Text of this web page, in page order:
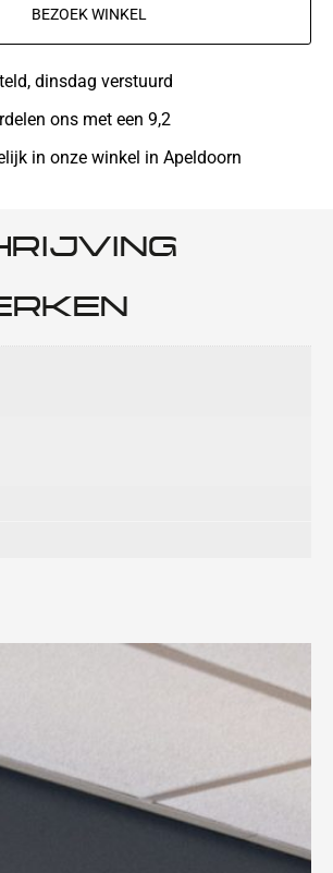
BEZOEK WINKEL
dinsdag verstuurd
ons met een 9,2
in onze winkel in Apeldoorn